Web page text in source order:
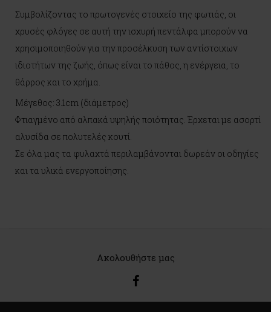
Συμβολίζοντας το πρωτογενές στοιχείο της φωτιάς, οι
χρυσές φλόγες σε αυτή την ισχυρή πεντάλφα μπορούν να
χρησιμοποιηθούν για την προσέλκυση των αντίστοιχων
ιδιοτήτων της ζωής, όπως είναι το πάθος, η ενέργεια, το
θάρρος και το χρήμα.
Μέγεθος: 3.1cm (διάμετρος)
Φτιαγμένο από αλπακά υψηλής ποιότητας. Έρχεται με ασορτί
αλυσίδα σε πολυτελές κουτί.
Σε όλα μας τα φυλαχτά περιλαμβάνονται δωρεάν οι οδηγίες
και τα υλικά ενεργοποίησης.
Ακολουθήστε μας